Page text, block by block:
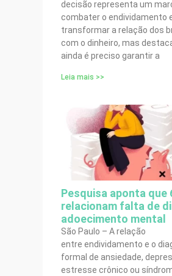
decisão representa um
combater o endividamento
transformar a relação dos
com o dinheiro, mas
ainda é preciso garantir a
Leia mais >>
Pesquisa aponta que
relacionam falta de
adoecimento mental
São Paulo – A relação
entre endividamento e o
formal de ansiedade,
estresse crônico ou